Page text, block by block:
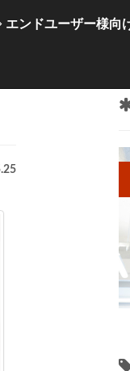
エンドユーザー様向